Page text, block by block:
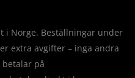
i Norge. Beställningar under
extra avgifter – inga andra
på